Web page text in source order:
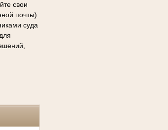
свои
почты)
суда